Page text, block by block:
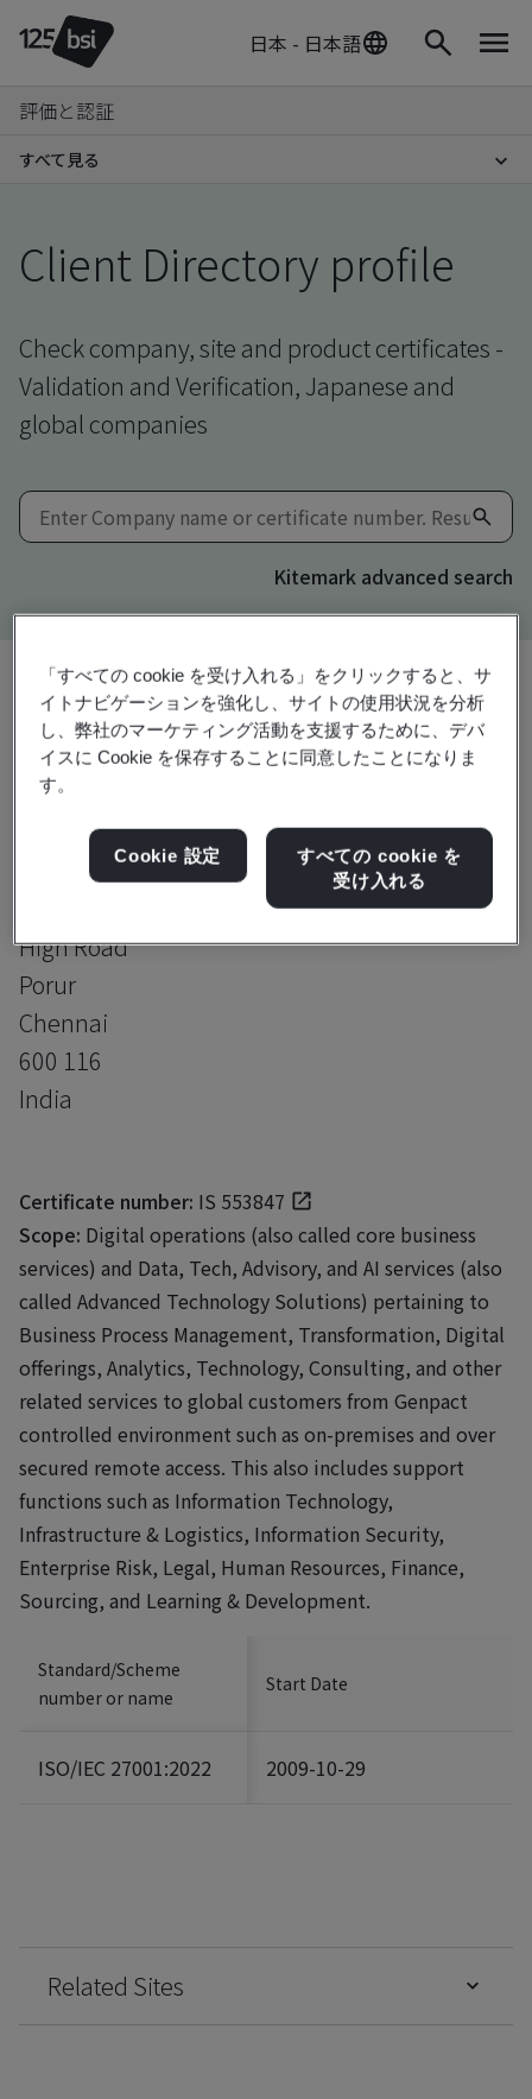
日本 - 日本語
評価と認証
すべて見る
Client Directory profile
Check company, site and product certificates -
Validation and Verification, Japanese and
global companies
Kitemark advanced search
共有: アップグレード
Genpact India Private Limited
6th Floor, Campus-10, Unit 601 & 602
RMZ-One Paramount, Mount Poonamallee
High Road
Porur
Chennai
600 116
India
Certificate number: IS 553847
Scope: Digital operations (also called core business
services) and Data, Tech, Advisory, and AI services (also
called Advanced Technology Solutions) pertaining to
Business Process Management, Transformation, Digital
offerings, Analytics, Technology, Consulting, and other
related services to global customers from Genpact
controlled environment such as on-premises and over
secured remote access. This also includes support
functions such as Information Technology,
Infrastructure & Logistics, Information Security,
Enterprise Risk, Legal, Human Resources, Finance,
Sourcing, and Learning & Development.
Standard/Scheme
number or name
Start Date
ISO/IEC 27001:2022 2009-10-29
Related Sites
「すべての cookie を受け入れる」をクリックすると、サ
イトナビゲーションを強化し、サイトの使用状況を分析
し、弊社のマーケティング活動を支援するために、デバ
イスに Cookie を保存することに同意したことになりま
す。
Cookie 設定
すべての cookie を
受け入れる